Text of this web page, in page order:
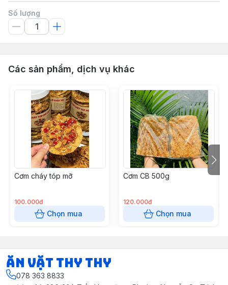
Số lượng
Các sản phẩm, dịch vụ khác
Cơm cháy tóp mỡ
100.000đ
Chọn mua
Cơm CB 500g
120.000đ
Chọn mua
Ăn vặt Thy Thy
078 363 8833